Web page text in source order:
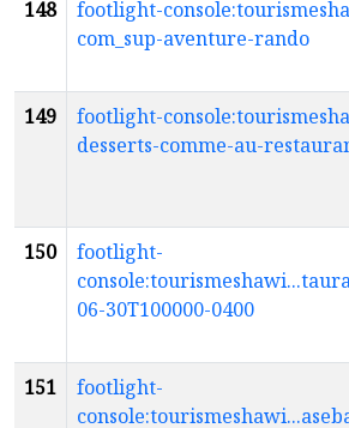
148
footlight-
com_sup-aventure-rando
149
footlight-
desserts-comme-au-
150
footlight-
06-30T100000-0400
151
footlight-